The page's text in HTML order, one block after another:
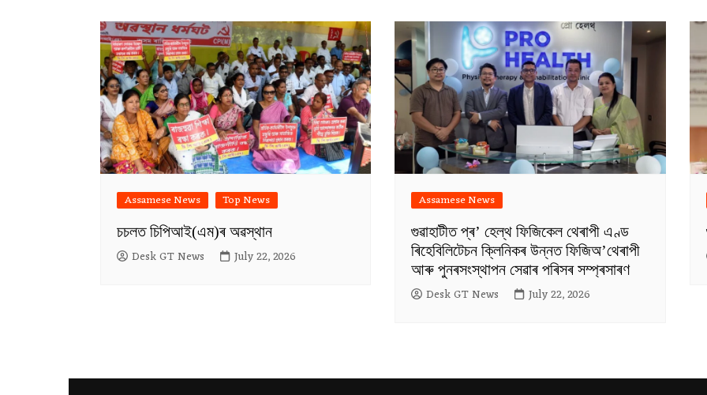
Assamese News Top News
চচলত চিপিআই(এম)ৰ অৱস্থান
Desk GT News July 22, 2026
Assamese News
গুৱাহাটীত প্ৰ’ হেল্থ ফিজিকেল থেৰাপী এণ্ড
ৰিহেবিলিটেচন ক্লিনিকৰ উন্নত ফিজিঅ’থেৰাপী
আৰু পুনৰসংস্থাপন সেৱাৰ পৰিসৰ সম্প্ৰসাৰণ
Desk GT News July 22, 2026